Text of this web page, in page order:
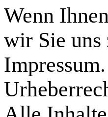
Wenn
wir Sie uns
Impressum.